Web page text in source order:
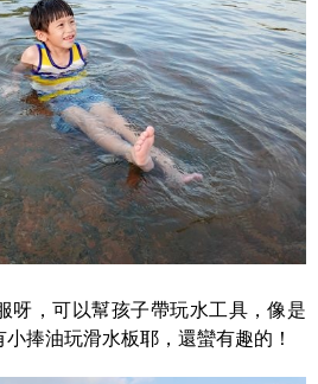
呀，可以幫孩子帶玩水工具，像是
捧油玩滑水板耶，還蠻有趣的！